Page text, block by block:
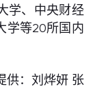
学、中央财经
学等20所国内
供：刘烨妍 张